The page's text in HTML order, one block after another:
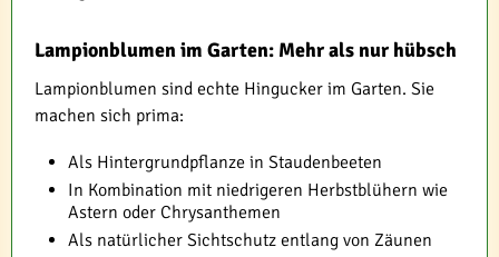
Lampionblumen im Garten: Mehr als nur hübsch
Lampionblumen sind echte Hingucker im Garten. Sie
machen sich prima:
Als Hintergrundpflanze in Staudenbeeten
In Kombination mit niedrigeren Herbstblühern wie
Astern oder Chrysanthemen
Als natürlicher Sichtschutz entlang von Zäunen